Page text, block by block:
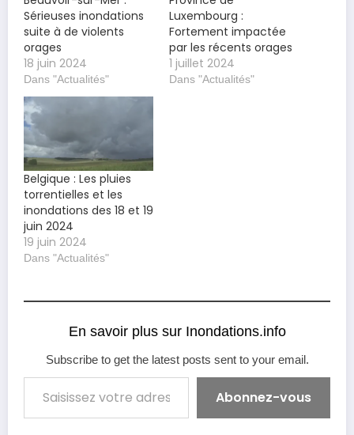
Sérieuses inondations
suite à de violents
orages
18 juin 2024
Dans "Actualités"
Luxembourg :
Fortement impactée
par les récents orages
1 juillet 2024
Dans "Actualités"
Belgique : Les pluies
torrentielles et les
inondations des 18 et 19
juin 2024
19 juin 2024
Dans "Actualités"
En savoir plus sur Inondations.info
Subscribe to get the latest posts sent to your email.
Saisissez votre adresse e-mail…
Abonnez-vous